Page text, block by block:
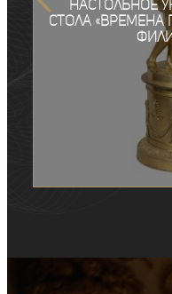
Настольное
стола «Времена